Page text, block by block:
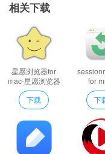
Mac安装软件时提示已损坏怎
3、关闭SIP系统完整性保
软件特色
Postbox 对邮件的标签、
强迫症的拉二狗。它提供
处理的小块，利于识别优先
直接查看未完成任务。而
件、图像，完整覆盖且快如
相关下载
星愿浏览器for
mac-星愿浏览器
mac版下载
v8.4.2000.2209
下载
for
mac下